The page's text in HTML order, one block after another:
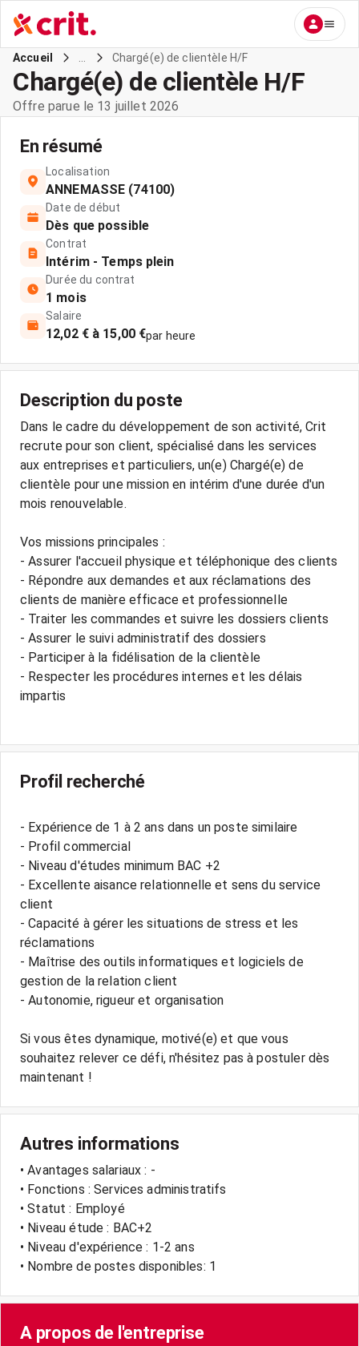
Accueil Chargé(e) de clientèle H/F
Chargé(e) de clientèle H/F
Offre parue le 13 juillet 2026
En résumé
Localisation
ANNEMASSE (74100)
Date de début
Dès que possible
Contrat
Intérim - Temps plein
Durée du contrat
1 mois
Salaire
12,02 € à 15,00 €par heure
Description du poste
Dans le cadre du développement de son activité, Crit
recrute pour son client, spécialisé dans les services
aux entreprises et particuliers, un(e) Chargé(e) de
clientèle pour une mission en intérim d'une durée d'un
mois renouvelable.
Vos missions principales :
- Assurer l'accueil physique et téléphonique des clients
- Répondre aux demandes et aux réclamations des
clients de manière efficace et professionnelle
- Traiter les commandes et suivre les dossiers clients
- Assurer le suivi administratif des dossiers
- Participer à la fidélisation de la clientèle
- Respecter les procédures internes et les délais
impartis
Profil recherché
- Expérience de 1 à 2 ans dans un poste similaire
- Profil commercial
- Niveau d'études minimum BAC +2
- Excellente aisance relationnelle et sens du service
client
- Capacité à gérer les situations de stress et les
réclamations
- Maîtrise des outils informatiques et logiciels de
gestion de la relation client
- Autonomie, rigueur et organisation
Si vous êtes dynamique, motivé(e) et que vous
souhaitez relever ce défi, n'hésitez pas à postuler dès
Autres informations
• Avantages salariaux : -
• Fonctions : Services administratifs
• Statut : Employé
• Niveau étude : BAC+2
• Niveau d'expérience : 1-2 ans
• Nombre de postes disponibles: 1
A propos de l'entreprise